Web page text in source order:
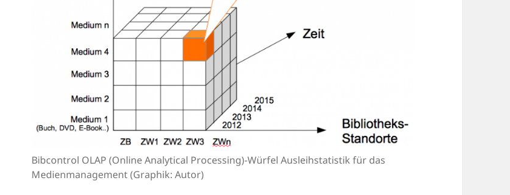
Bibcontrol OLAP (Online Analytical Processing)-Würfel Ausleihstatistik für das
Medienmanagement (Graphik: Autor)